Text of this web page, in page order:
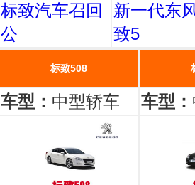
标致汽车召回
公
新一代东
致5
标致508
车型： 中型轿车 车型：